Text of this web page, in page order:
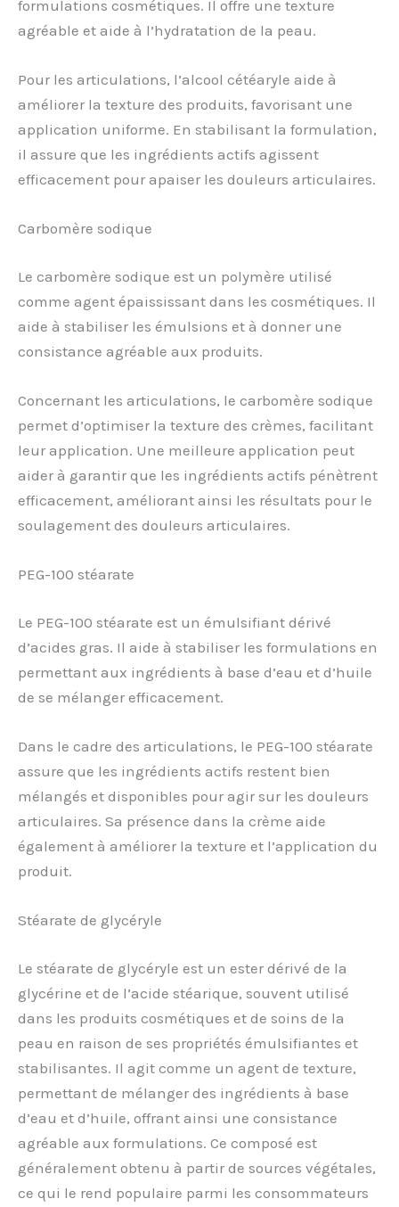
formulations cosmétiques. Il offre une texture
agréable et aide à l’hydratation de la peau.
Pour les articulations, l’alcool cétéaryle aide à
améliorer la texture des produits, favorisant une
application uniforme. En stabilisant la formulation,
il assure que les ingrédients actifs agissent
efficacement pour apaiser les douleurs articulaires.
Carbomère sodique
Le carbomère sodique est un polymère utilisé
comme agent épaississant dans les cosmétiques. Il
aide à stabiliser les émulsions et à donner une
consistance agréable aux produits.
Concernant les articulations, le carbomère sodique
permet d’optimiser la texture des crèmes, facilitant
leur application. Une meilleure application peut
aider à garantir que les ingrédients actifs pénètrent
efficacement, améliorant ainsi les résultats pour le
soulagement des douleurs articulaires.
PEG-100 stéarate
Le PEG-100 stéarate est un émulsifiant dérivé
d’acides gras. Il aide à stabiliser les formulations en
permettant aux ingrédients à base d’eau et d’huile
de se mélanger efficacement.
Dans le cadre des articulations, le PEG-100 stéarate
assure que les ingrédients actifs restent bien
mélangés et disponibles pour agir sur les douleurs
articulaires. Sa présence dans la crème aide
également à améliorer la texture et l’application du
produit.
Stéarate de glycéryle
Le stéarate de glycéryle est un ester dérivé de la
glycérine et de l’acide stéarique, souvent utilisé
dans les produits cosmétiques et de soins de la
peau en raison de ses propriétés émulsifiantes et
stabilisantes. Il agit comme un agent de texture,
permettant de mélanger des ingrédients à base
d’eau et d’huile, offrant ainsi une consistance
agréable aux formulations. Ce composé est
généralement obtenu à partir de sources végétales,
ce qui le rend populaire parmi les consommateurs